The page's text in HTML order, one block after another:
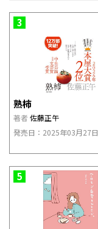
3
熟柿
著者 佐藤正午
発売日：2025年03月27日
5